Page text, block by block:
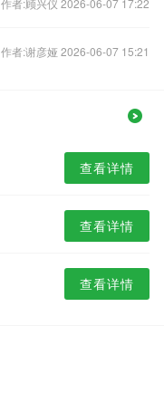
作者:顾兴仪 2026-06-07 17:22
作者:谢彦娅 2026-06-07 15:21
查看详情
查看详情
查看详情